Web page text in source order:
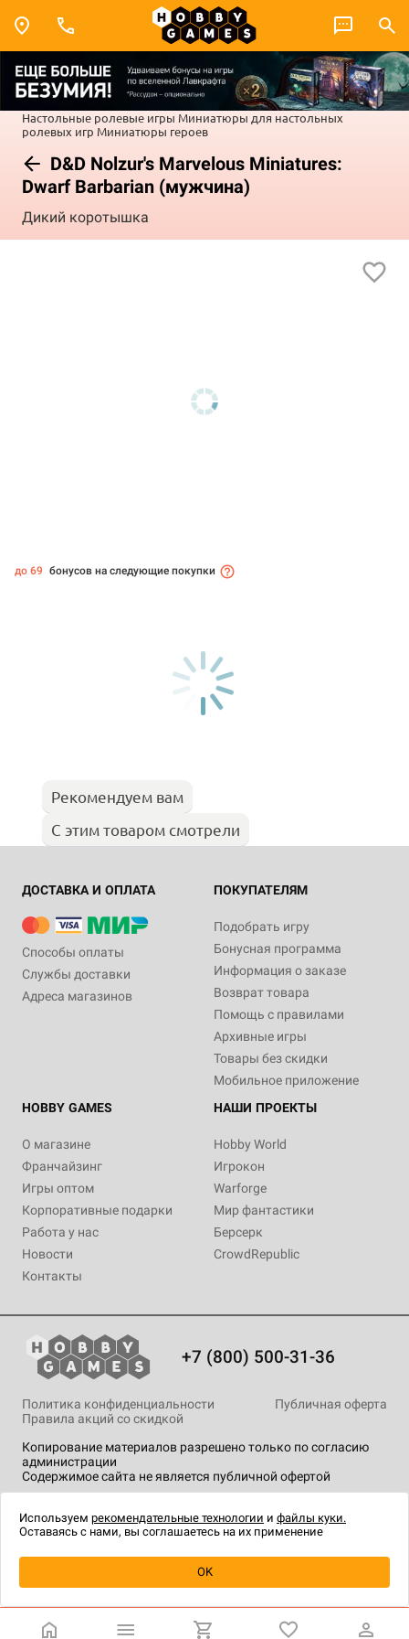
Настольные ролевые игры Миниатюры для настольных
ролевых игр Миниатюры героев
D&D Nolzur's Marvelous Miniatures:
Dwarf Barbarian (мужчина)
Дикий коротышка
Уведомить о наличии
до 69 бонусов на следующие покупки
Рекомендуем вам
С этим товаром смотрели
ДОСТАВКА И ОПЛАТА
Способы оплаты
Службы доставки
Адреса магазинов
ПОКУПАТЕЛЯМ
Подобрать игру
Бонусная программа
Информация о заказе
Возврат товара
Помощь с правилами
Архивные игры
Товары без скидки
Мобильное приложение
HOBBY GAMES
О магазине
Франчайзинг
Игры оптом
Корпоративные подарки
Работа у нас
Новости
Контакты
НАШИ ПРОЕКТЫ
Hobby World
Игрокон
Warforge
Мир фантастики
Берсерк
CrowdRepublic
+7 (800) 500-31-36
Копирование материалов разрешено только по согласию
администрации
Содержимое сайта не является публичной офертой
Политика конфиденциальности
Публичная оферта
Правила акций со скидкой
технологии.
Используем рекомендательные технологии и файлы куки.
Оставаясь с нами, вы соглашаетесь на их применение
OK